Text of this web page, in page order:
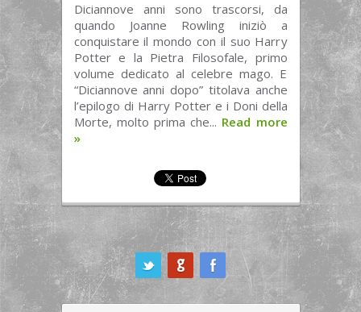
Diciannove anni sono trascorsi, da
quando Joanne Rowling iniziò a
conquistare il mondo con il suo Harry
Potter e la Pietra Filosofale, primo
volume dedicato al celebre mago. E
“Diciannove anni dopo” titolava anche
l’epilogo di Harry Potter e i Doni della
Morte, molto prima che... Read more
»